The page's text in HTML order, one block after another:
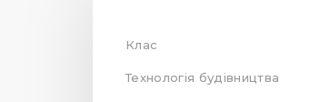
Клас
Технологія будівництва